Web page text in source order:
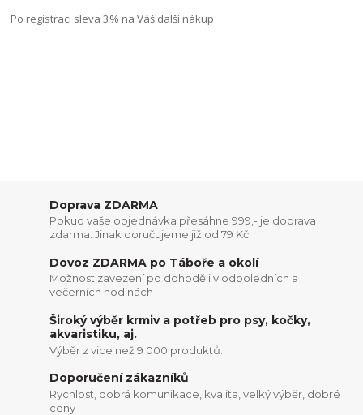
Po registraci sleva 3% na Váš další nákup
Doprava ZDARMA
Pokud vaše objednávka přesáhne 999,- je doprava
zdarma. Jinak doručujeme již od 79 Kč.
Dovoz ZDARMA po Táboře a okolí
Možnost zavezení po dohodě i v odpoledních a
večerních hodinách
Široký výběr krmiv a potřeb pro psy, kočky,
akvaristiku, aj.
Výběr z vice než 9 000 produktů.
Doporučení zákazníků
Rychlost, dobrá komunikace, kvalita, velký výběr, dobré
ceny